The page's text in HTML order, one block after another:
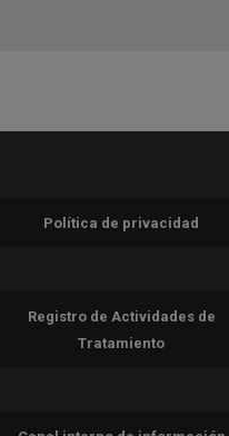
Política de privacidad
Registro de Actividades de
Tratamiento